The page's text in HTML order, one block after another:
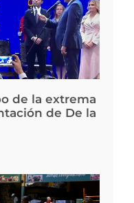
de la extrema
de De la